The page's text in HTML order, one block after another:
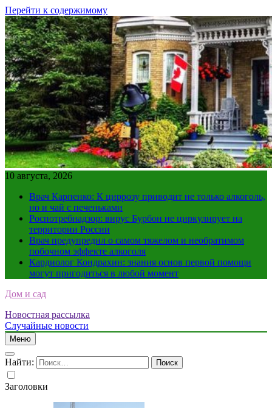
Перейти к содержимому
10 августа, 2026
Врач Карпенко: К циррозу приводит не только алкоголь,
но и чай с печеньками
Роспотребнадзор: вирус Бурбон не циркулирует на
территории России
Врач предупредил о самом тяжелом и необратимом
побочном эффекте алкоголя
Кардиолог Кондрахин: знания основ первой помощи
могут пригодиться в любой момент
Дом и сад
Новостная рассылка
Случайные новости
Меню
Найти:
Заголовки